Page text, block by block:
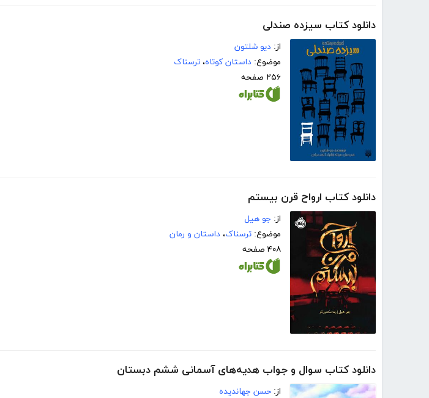
دانلود کتاب سیزده صندلی
از: دیو شلتون
موضوع: داستان کوتاه، ترسناک
۲۵۶ صفحه
دانلود کتاب ارواح قرن بیستم
از: جو ھیل
موضوع: ترسناک، داستان و رمان
۴۰۸ صفحه
دانلود کتاب سوال و جواب هدیه‌های آسمانی ششم دبستان
از: حسن جهاندیده